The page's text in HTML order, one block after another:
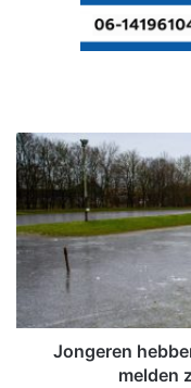
J
o
n
g
e
r
n
h
Jongeren
melden